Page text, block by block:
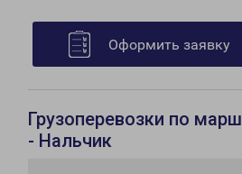
Оформить заявку
Грузоперевозки по
- Нальчик